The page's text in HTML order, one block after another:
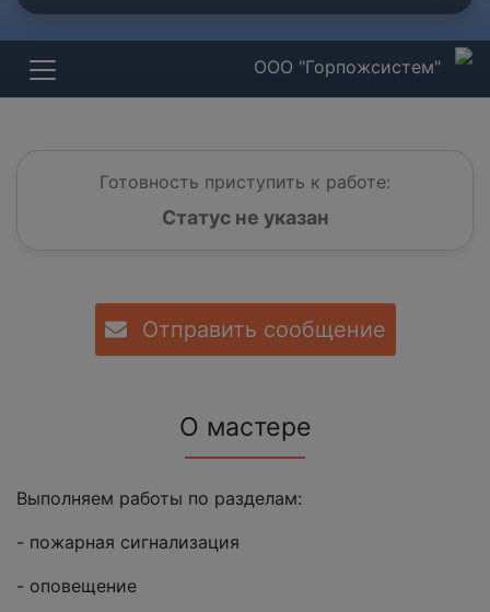
ООО "Горпожсистем"
Готовность приступить к работе:
Статус не указан
Отправить сообщение
О мастере
Выполняем работы по разделам:
- пожарная сигнализация
- оповещение